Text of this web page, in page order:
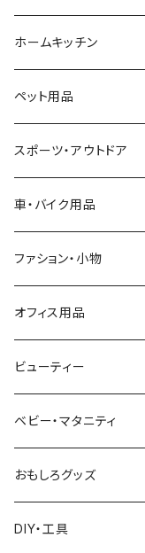
ホームキッチン
ビーズクッション
ビーズクッション本体
カバー
ゲーミングチェア
テーブル
座椅子・ソファ
ゴミ箱・ゴミ袋スタンド
家電・電気
フットマッサージャー
掃除機
テレビ台・スタンド
加湿器
お風呂用品
ペット用品
猫用品
キャットタワー・ハウス
水飲み器・餌やり器
犬用品
犬服
餌やり器
外出用品
キャリーバッグ
カーシート
お風呂用品
スポーツ・アウトドア
テント
野営用品
野営スタンド
ピクニックシート
バイク
ヘルメット
筋力トレーニング
アンクルウェイト
パンチング
車・バイク用品
車用シート
夏用シート
冬用シート
タイヤチェーン
自転車鍵
日除け用品
修理工具
ファション・小物
アクセサリーボックス
木製ケース
化粧品収納箱
化粧鏡
スーツケース
帽子
作業服
オフィス用品
モニターアーム
筆入れ
ビューティー
ヘアケア
DIY用品
ベビー・マタニティ
ベビーバス
トイレ用品
おもしろグッズ
DIY・工具